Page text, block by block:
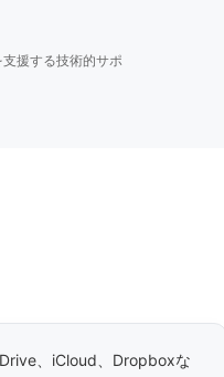
援する技術的サポ
、iCloud、Dropboxな